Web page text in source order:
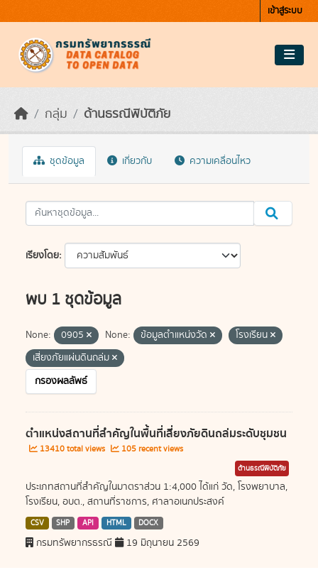
เข้าสู่ระบบ
กลุ่ม ด้านธรณีพิบัติภัย
ชุดข้อมูล เกี่ยวกับ ความเคลื่อนไหว
เรียงโดย
พบ 1 ชุดข้อมูล
None: 0905 None: ข้อมูลตำแหน่งวัด
โรงเรียน
เสี่ยงภัยแผ่นดินถล่ม
กรองผลลัพธ์
ตำแหน่งสถานที่สำคัญในพื้นที่เสี่ยงภัยดินถล่มระดับชุมชน
13410 total views 105 recent views
ด้านธรณีพิบัติภัย
ประเภทสถานที่สำคัญในมาตราส่วน 1:4,000 ได้แก่ วัด, โรงพยาบาล,
โรงเรียน, อบต., สถานที่ราชการ, ศาลาอเนกประสงค์
CSV SHP API HTML DOCX
กรมทรัพยากรธรณี 19 มิถุนายน 2569